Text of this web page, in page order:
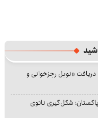
«نوبل رجزخوانی و
شکل‌گیری ناتوی